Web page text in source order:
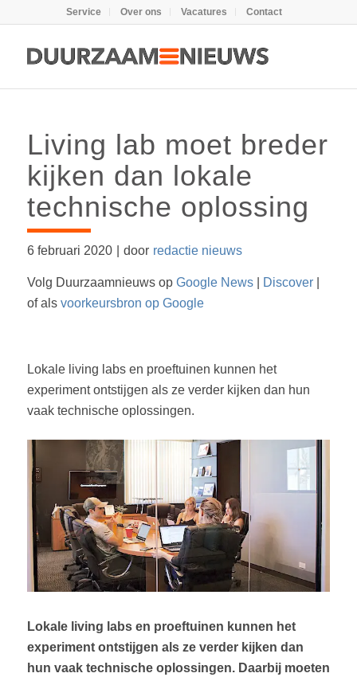
Service Over ons Vacatures Contact
Living lab moet breder
kijken dan lokale
technische oplossing
6 februari 2020 door redactie nieuws
Volg Duurzaamnieuws op Google News| Discover|
of als voorkeursbron op Google
Lokale living labs en proeftuinen kunnen het
experiment ontstijgen als ze verder kijken dan hun
vaak technische oplossingen.
Lokale living labs en proeftuinen kunnen het
experiment ontstijgen als ze verder kijken dan
hun vaak technische oplossingen. Daarbij moeten